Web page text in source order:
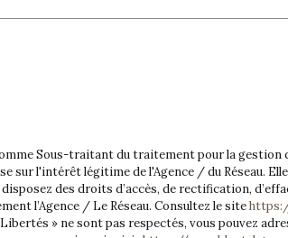
Sous-traitant du traitement pour la gestion
sur l'intérêt légitime de l'Agence / du Réseau.
des droits d’accès, de rectification,
l’Agence / Le Réseau. Consultez le site
» ne sont pas respectés, vous pouvez